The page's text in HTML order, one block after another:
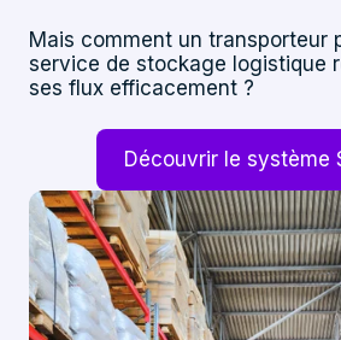
Mais comment un transporteur
service de stockage logistique
ses flux efficacement ?
Découvrir le système